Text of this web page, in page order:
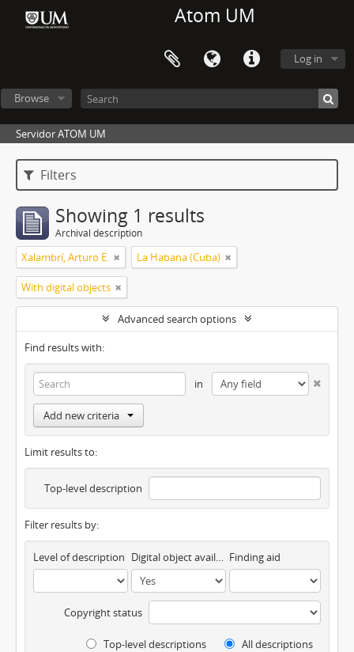
Atom UM
Log in
Browse
Servidor ATOM UM
Filters
Showing 1 results
Archival description
Xalambrí, Arturo E. La Habana (Cuba)
With digital objects
Advanced search options
Find results with:
in
Add new criteria
Limit results to:
Top-level description
Filter results by:
Level of description Digital object available Finding aid
Copyright status
Top-level descriptions All descriptions